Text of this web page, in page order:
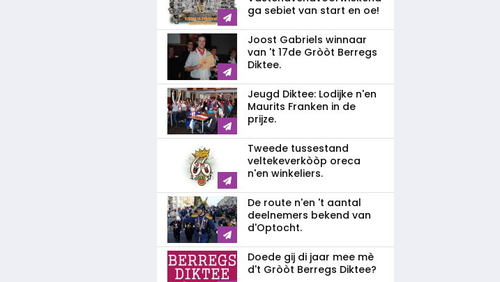
ga sebiet van start en oe!
Joost Gabriels winnaar
van 't 17de Gròòt Berregs
Diktee.
Jeugd Diktee: Lodijke n'en
Maurits Franken in de
prijze.
Tweede tussestand
veltekeverkòòp oreca
n'en winkeliers.
De route n'en 't aantal
deelnemers bekend van
d'Optocht.
Doede gij di jaar mee mè
d't Gròòt Berregs Diktee?